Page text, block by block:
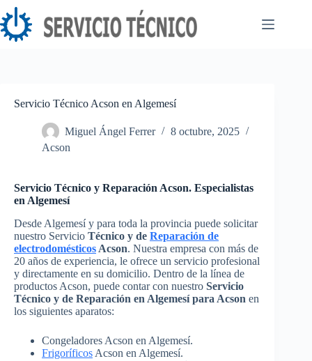
Saltar
al
contenido
Servicio Técnico Acson en Algemesí
Miguel Ángel Ferrer
8 octubre, 2025
Acson
Servicio Técnico y Reparación Acson. Especialistas
en Algemesí
Desde Algemesí y para toda la provincia puede solicitar
nuestro Servicio Técnico y de Reparación de
electrodomésticos Acson. Nuestra empresa con más de
20 años de experiencia, le ofrece un servicio profesional
y directamente en su domicilio. Dentro de la línea de
productos Acson, puede contar con nuestro Servicio
Técnico y de Reparación en Algemesí para Acson en
los siguientes aparatos:
Congeladores Acson en Algemesí.
Frigoríficos Acson en Algemesí.